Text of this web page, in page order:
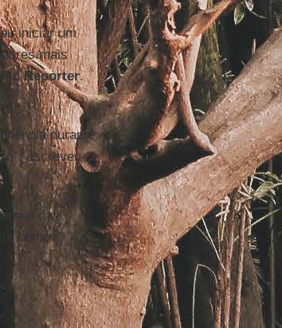
iniciar um
mais
Reporter.
durante
escreveu
e da
como